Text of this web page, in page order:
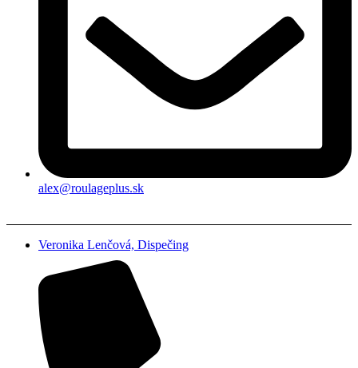
alex@roulageplus.sk
Veronika Lenčová, Dispečing